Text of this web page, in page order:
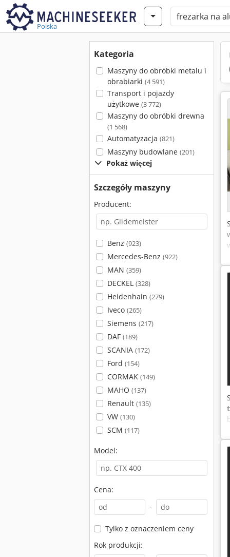
Polska
Kategoria
Maszyny do obróbki metalu i
obrabiarki (4 591)
Transport i pojazdy
użytkowe (3 772)
Maszyny do obróbki drewna
(1 568)
Automatyzacja (821)
Maszyny budowlane (201)
Pokaż więcej
Szczegóły maszyny
Producent:
Benz (923)
Mercedes-Benz (922)
MAN (359)
DECKEL (328)
Heidenhain (279)
Iveco (265)
Siemens (217)
DAF (189)
SCANIA (172)
Ford (154)
CORMAK (149)
MAHO (137)
Renault (135)
VW (130)
SCM (117)
Model:
Cena:
-
Tylko z oznaczeniem ceny
Rok produkcji: